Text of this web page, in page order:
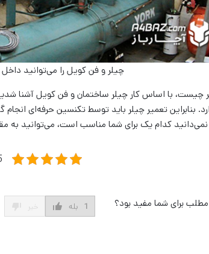
چیلر و فن کویل را می‌توانید
چیست، با اساس کار چیلر ساختمان و فن کویل آشنا
بنابراین تعمیر چیلر باید توسط تکنسین حرفه‌ای انجام
نمی‌دانید کدام یک برای شما مناسب است، می‌توانید به
مطلب برای شما مفید بود؟ بله 1